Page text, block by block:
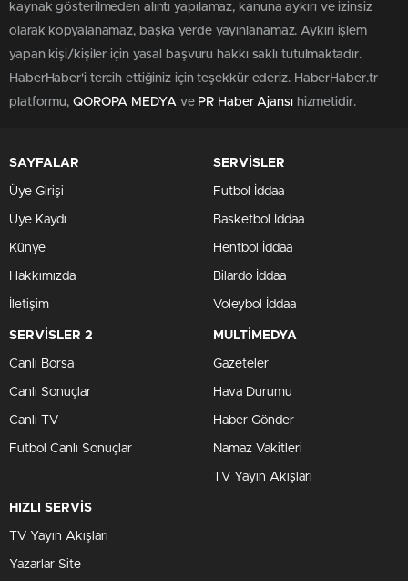
kaynak gösterilmeden alıntı yapılamaz, kanuna aykırı ve izinsiz
olarak kopyalanamaz, başka yerde yayınlanamaz. Aykırı işlem
yapan kişi/kişiler için yasal başvuru hakkı saklı tutulmaktadır.
HaberHaber'i tercih ettiğiniz için teşekkür ederiz. HaberHaber.tr
platformu, QOROPA MEDYAve PR Haber Ajansıhizmetidir.
SAYFALAR
Üye Girişi
Üye Kaydı
Künye
Hakkımızda
İletişim
SERVİSLER
Futbol İddaa
Basketbol İddaa
Hentbol İddaa
Bilardo İddaa
Voleybol İddaa
SERVİSLER 2
Canlı Borsa
Canlı Sonuçlar
Canlı TV
Futbol Canlı Sonuçlar
MULTİMEDYA
Gazeteler
Hava Durumu
Haber Gönder
Namaz Vakitleri
TV Yayın Akışları
HIZLI SERVİS
TV Yayın Akışları
Yazarlar Site